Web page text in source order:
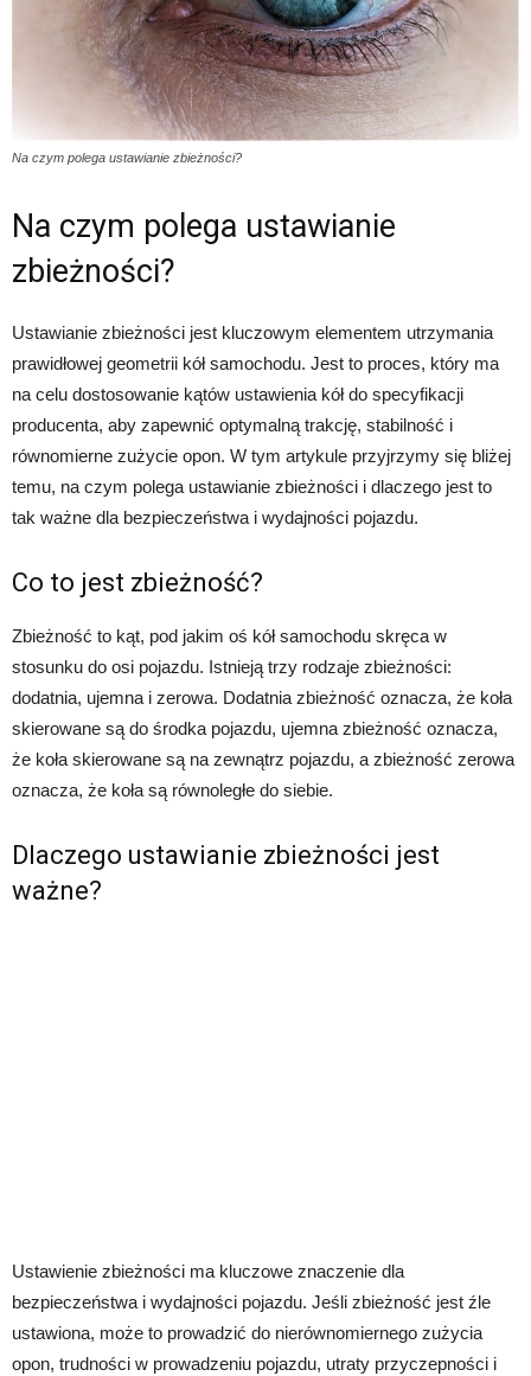
Na czym polega ustawianie zbieżności?
Na czym polega ustawianie
zbieżności?
Ustawianie zbieżności jest kluczowym elementem utrzymania
prawidłowej geometrii kół samochodu. Jest to proces, który ma
na celu dostosowanie kątów ustawienia kół do specyfikacji
producenta, aby zapewnić optymalną trakcję, stabilność i
równomierne zużycie opon. W tym artykule przyjrzymy się bliżej
temu, na czym polega ustawianie zbieżności i dlaczego jest to
tak ważne dla bezpieczeństwa i wydajności pojazdu.
Co to jest zbieżność?
Zbieżność to kąt, pod jakim oś kół samochodu skręca w
stosunku do osi pojazdu. Istnieją trzy rodzaje zbieżności:
dodatnia, ujemna i zerowa. Dodatnia zbieżność oznacza, że koła
skierowane są do środka pojazdu, ujemna zbieżność oznacza,
że koła skierowane są na zewnątrz pojazdu, a zbieżność zerowa
oznacza, że koła są równoległe do siebie.
Dlaczego ustawianie zbieżności jest
ważne?
Ustawienie zbieżności ma kluczowe znaczenie dla
bezpieczeństwa i wydajności pojazdu. Jeśli zbieżność jest źle
ustawiona, może to prowadzić do nierównomiernego zużycia
opon, trudności w prowadzeniu pojazdu, utraty przyczepności i